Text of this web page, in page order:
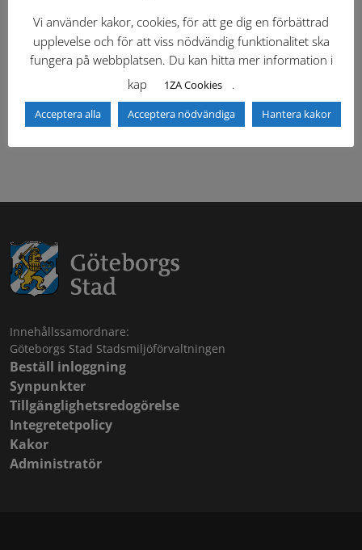
Dokumentbibliotek Kontaktlista
Tidigare versioner
Säkerhetsordningen
Innehållssamordnare:
Göteborgs Stad Stadsmiljöförvaltningen
Beställ inloggning
Synpunkter
Tillgänglighetsredogörelse
Integretetpolicy
Kakor
Administratör
Vi använder kakor, cookies, för att ge dig en förbättrad
upplevelse och för att viss nödvändig funktionalitet ska
fungera på webbplatsen. Du kan hitta mer information i
kap
1ZA Cookies .
Acceptera alla Acceptera nödvändiga Hantera kakor